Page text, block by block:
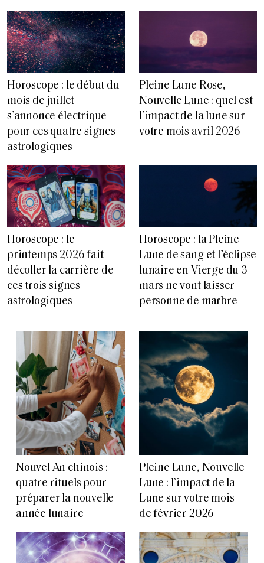
Horoscope : le début du
mois de juillet
s’annonce électrique
pour ces quatre signes
astrologiques
Pleine Lune Rose,
Nouvelle Lune : quel est
l’impact de la lune sur
votre mois avril 2026
Horoscope : le
printemps 2026 fait
décoller la carrière de
ces trois signes
astrologiques
Horoscope : la Pleine
Lune de sang et l’éclipse
lunaire en Vierge du 3
mars ne vont laisser
personne de marbre
Nouvel An chinois :
quatre rituels pour
préparer la nouvelle
année lunaire
Pleine Lune, Nouvelle
Lune : l’impact de la
Lune sur votre mois
de février 2026